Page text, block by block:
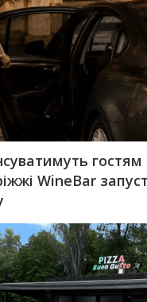
гостям
WineBar